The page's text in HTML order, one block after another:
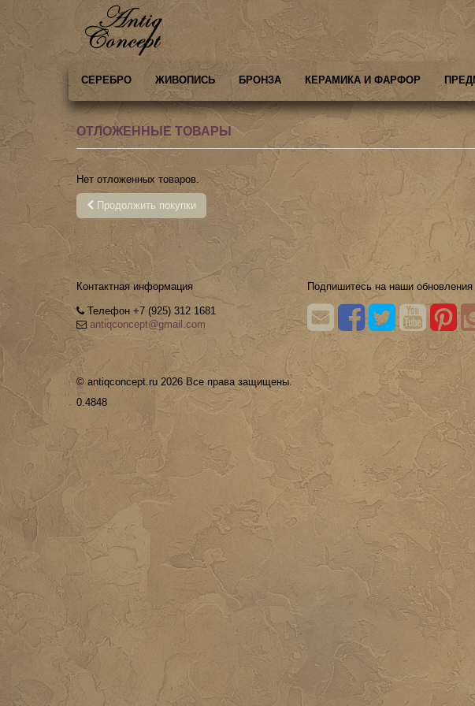
СЕРЕБРО ЖИВОПИСЬ БРОНЗА КЕРАМИКА И ФАРФОР
ОТЛОЖЕННЫЕ ТОВАРЫ
Нет отложенных товаров.
Продолжить покупки
Контактная информация
Телефон +7 (925) 312 1681
antiqconcept@gmail.com
Подпишитесь на наши обновления
© antiqconcept.ru 2026 Все права защищены.
0.4848